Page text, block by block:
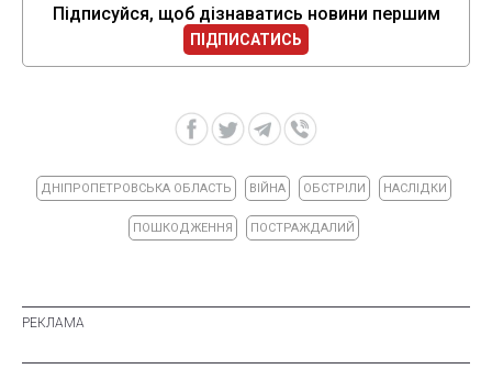
Підписуйся, щоб дізнаватись новини першим
ПІДПИСАТИСЬ
ДНІПРОПЕТРОВСЬКА ОБЛАСТЬ ВІЙНА ОБСТРІЛИ НАСЛІДКИ
ПОШКОДЖЕННЯ ПОСТРАЖДАЛИЙ